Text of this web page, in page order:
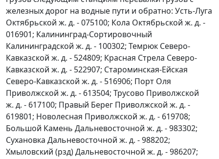
железных дорог на водные пути и обратно: Усть-Луга
Октябрьской ж. д. - 075100; Кола Октябрьской ж. д. -
016901; Калининград-Сортировочный
Калининградской ж. д. - 100302; Темрюк Северо-
Кавказской ж. д. - 524809; Красная Стрела Северо-
Кавказской ж. д. - 522907; Староминская-Ейская
Северо-Кавказской ж. д. - 516906; Порт Оля
Приволжской ж. д. - 613504; Трусово Приволжской
ж. д. - 617100; Правый Берег Приволжской ж. д. -
619801; Новолесная Приволжской ж. д. - 619708;
Большой Камень Дальневосточной ж. д. - 983302;
Сухановка Дальневосточной ж. д. - 988202;
Хмыловский (рзд) Дальневосточной ж. д. - 986207;